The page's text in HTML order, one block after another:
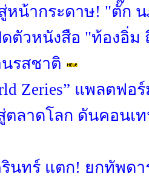
หน้ากระดาษ! "ตั๊ก
ตัวหนังสือ "ท้องอิ่ม
รสชาติ
Zeries” แพลตฟ
ตลาดโลก ดันคอนเ
นทร์ แตก! ยกทัพดา